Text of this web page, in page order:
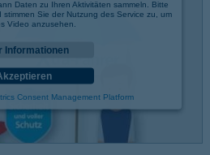
Daten zu Ihren Aktivitäten sammeln. Bitte
Sie der Nutzung des Service zu, um
Video anzusehen.
Informationen
Consent Management Platform